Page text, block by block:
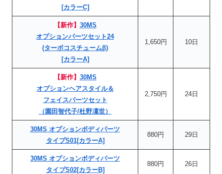
[カラーC]
【新作】 30MS
オプションパーツセット24
(ターボコスチュームβ)
[カラーA]
1,650円 10日
【新作】 30MS
オプションヘアスタイル＆
フェイスパーツセット
（園田智代子/杜野凜世）
2,750円 24日
30MS オプションボディパーツ
タイプS01[カラーA]
880円 29日
30MS オプションボディパーツ
タイプS02[カラーB]
880円 26日